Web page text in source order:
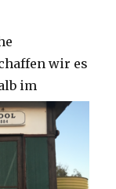
wir es
im